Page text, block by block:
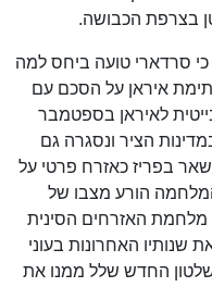
בצרפת הכבושה.
אמר כי סרדארי טועה ביחס למה
איראן על הסכם עם
לאיראן בספטמבר
במדינות הציר ונסגרה גם
בפריז כאזרח פרטי על
הורע מצבו של
מלחמת האזרחים הסינית
את שנותיו האחרונות בעוני
האיראנית ב-1979: השלטון החדש שלל ממנו את